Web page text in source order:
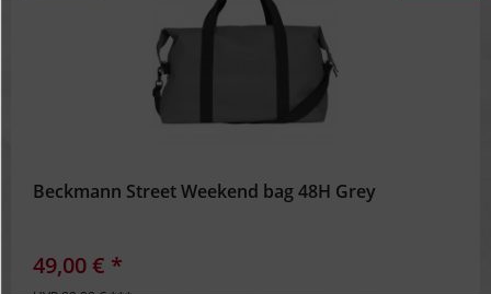
Beckmann Street Weekend bag 48H Grey
49,00 € *